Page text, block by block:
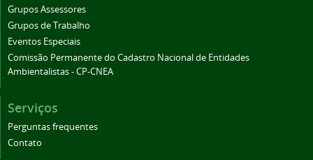
Grupos Assessores
Grupos de Trabalho
Eventos Especiais
Comissão Permanente do Cadastro Nacional de Entidades
Ambientalistas - CP-CNEA
Serviços
Perguntas frequentes
Contato